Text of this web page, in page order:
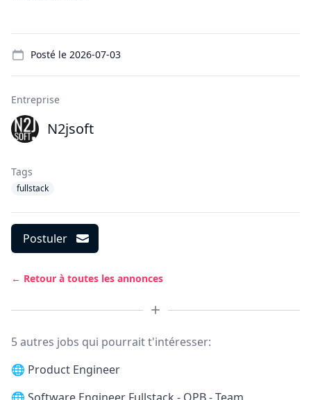
Posté le 2026-07-03
Entreprise
N2jsoft
Tags
fullstack
Postuler
← Retour à toutes les annonces
5 autres jobs qui pourrait t'intéresser:
🌐 Product Engineer